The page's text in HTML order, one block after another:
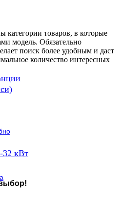
категории товаров, в которые
модель. Обязательно
поиск более удобным и даст
количество интересных
32 кВт